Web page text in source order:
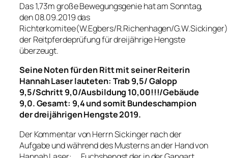
Das 1,73m große Bewegungsgenie hat am Sonntag,
den 08.09.2019 das
Richterkomitee(W.Egbers/R.Richenhagen/G.W.Sickinger)
der Reitpferdeprüfung für dreijährige Hengste
überzeugt.
Seine Noten für den Ritt mit seiner Reiterin
Hannah Laser lauteten: Trab 9,5/ Galopp
9,5/Schritt 9,0/Ausbildung 10,00!!!/Gebäude
9,0. Gesamt: 9,4 und somit Bundeschampion
der dreijährigen Hengste 2019.
Der Kommentar von Herrn Sickinger nach der
Aufgabe und während des Musterns an der Hand von